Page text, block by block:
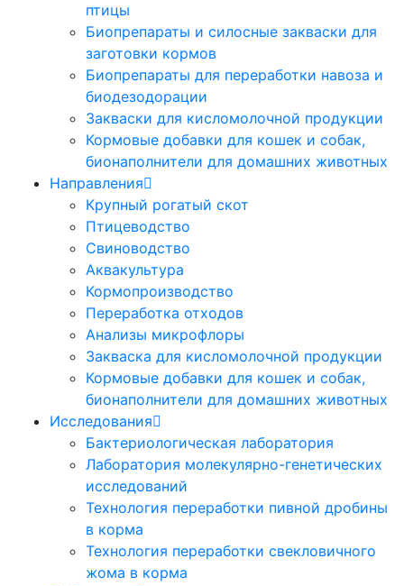
птицы
Биопрепараты и силосные закваски для
заготовки кормов
Биопрепараты для переработки навоза и
биодезодорации
Закваски для кисломолочной продукции
Кормовые добавки для кошек и собак,
бионаполнители для домашних животных
Направления
Крупный рогатый скот
Птицеводство
Свиноводство
Аквакультура
Кормопроизводство
Переработка отходов
Анализы микрофлоры
Закваска для кисломолочной продукции
Кормовые добавки для кошек и собак,
бионаполнители для домашних животных
Исследования
Бактериологическая лаборатория
Лаборатория молекулярно-генетических
исследований
Технология переработки пивной дробины
в корма
Технология переработки свекловичного
жома в корма